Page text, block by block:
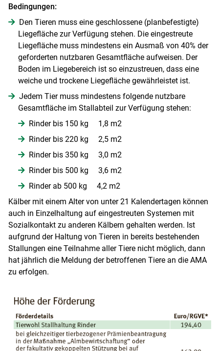
Bedingungen:
Den Tieren muss eine geschlossene (planbefestigte)
Liegefläche zur Verfügung stehen. Die eingestreute
Liegefläche muss mindestens ein Ausmaß von 40% der
geforderten nutzbaren Gesamtfläche aufweisen. Der
Boden im Liegebereich ist so einzustreuen, dass eine
weiche und trockene Liegefläche gewährleistet ist.
Jedem Tier muss mindestens folgende nutzbare
Gesamtfläche im Stallabteil zur Verfügung stehen:
Rinder bis 150 kg 1,8 m2
Rinder bis 220 kg 2,5 m2
Rinder bis 350 kg 3,0 m2
Rinder bis 500 kg 3,6 m2
Rinder ab 500 kg 4,2 m2
Kälber mit einem Alter von unter 21 Kalendertagen können
auch in Einzelhaltung auf eingestreuten Systemen mit
Sozialkontakt zu anderen Kälbern gehalten werden. Ist
aufgrund der Haltung von Tieren in bereits bestehenden
Stallungen eine Teilnahme aller Tiere nicht möglich, dann
hat jährlich die Meldung der betroffenen Tiere an die AMA
zu erfolgen.